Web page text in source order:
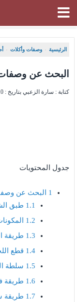
الرئيسية ، وصفات وأكلات ،
البحث عن
كتابة : سارة الزعبي بتاريخ : 10 يناير
جدول المحتويات
1 البحث عن
1.1 طبق
1.2
1.3 طريقة
1.4 قطع
1.5 سلطة
1.6 طريقة
1.7 طريقة